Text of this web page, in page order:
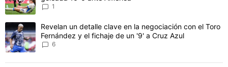
CONVERSACIONES ACTIVAS
Este listado muestra los artículos con más comentarios en los
Un artículo de tendencia con el título "Durísimo golpe: Cruz Azul
Durísimo golpe: Cruz Azul Femenil recibió una histórica
goleada 10-0 ante América